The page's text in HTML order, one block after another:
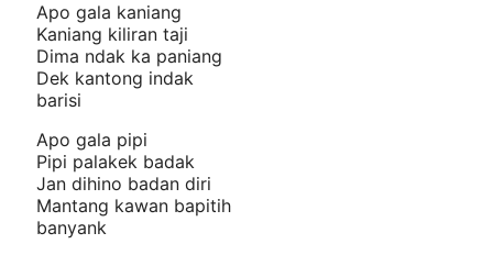
Apo gala kaniang
Kaniang kiliran taji
Dima ndak ka paniang
Dek kantong indak
barisi
Apo gala pipi
Pipi palakek badak
Jan dihino badan diri
Mantang kawan bapitih
banyank